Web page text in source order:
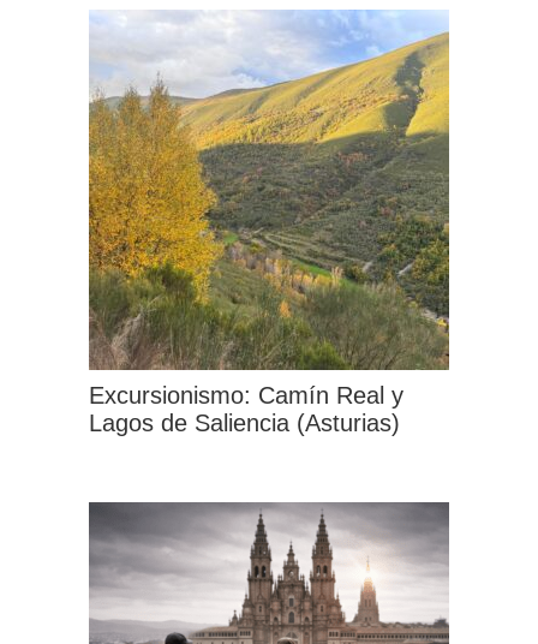
Excursionismo: Camín Real y
Lagos de Saliencia (Asturias)
tiene
múltiples
variantes.